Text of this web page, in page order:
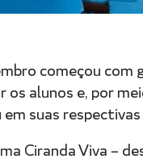
começou com
alunos e, por
suas
Ciranda Viva –